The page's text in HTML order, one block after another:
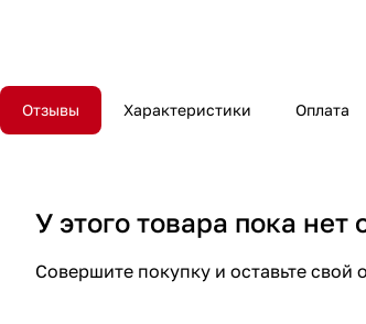
Отзывы Характеристики Оплата
У этого товара пока
Совершите покупку и оставьте свой